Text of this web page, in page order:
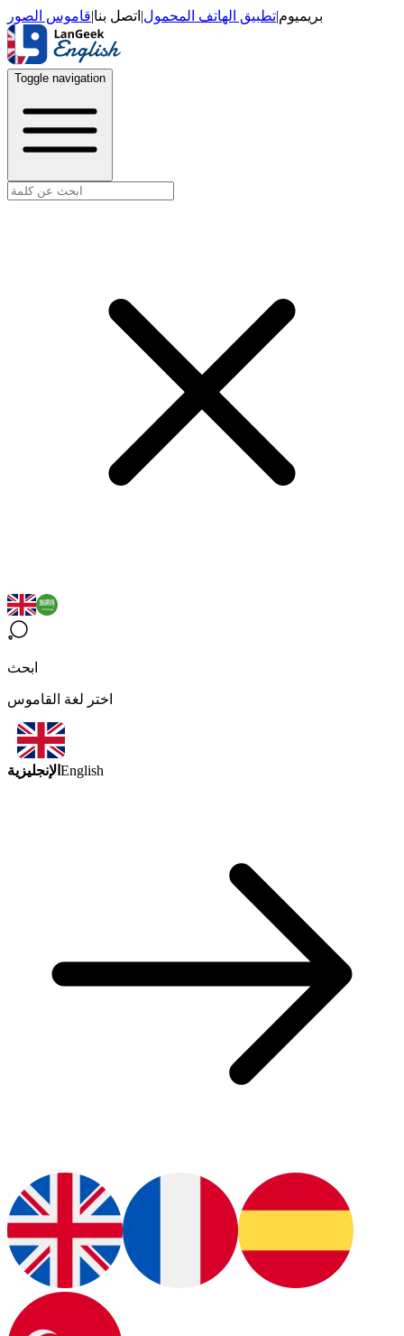
بريميوم|تطبيق الهاتف المحمول| اتصل بنا|قاموس الصور
Toggle navigation
ابحث
اختر لغة القاموس
الإنجليزية English